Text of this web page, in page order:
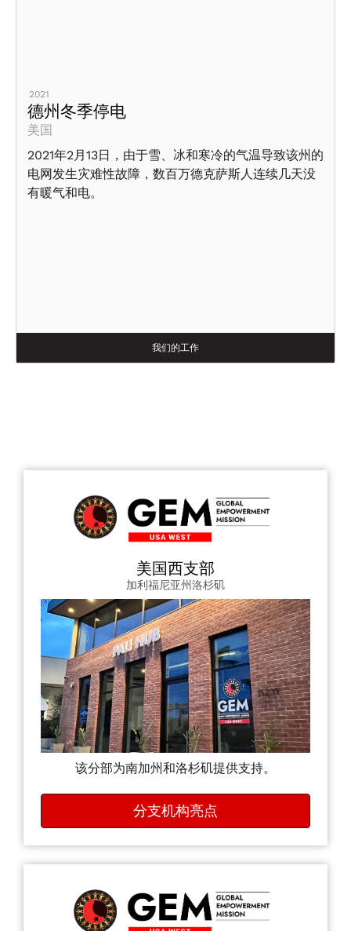
2021
德州冬季停电
美国
2021年2月13日，由于雪、冰和寒冷的气温导致该州的
电网发生灾难性故障，数百万德克萨斯人连续几天没
有暖气和电。
我们的工作
美国西支部
加利福尼亚州洛杉矶
该分部为南加州和洛杉矶提供支持。
分支机构亮点